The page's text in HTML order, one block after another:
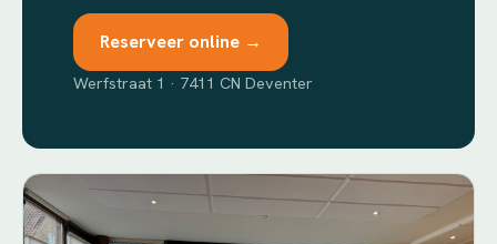
Reserveer online →
Werfstraat 1 · 7411 CN Deventer